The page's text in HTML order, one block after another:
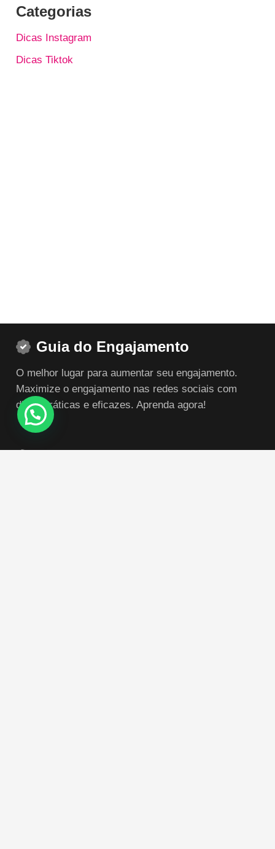
Categorias
Dicas Instagram
Dicas Tiktok
Guia do Engajamento
O melhor lugar para aumentar seu engajamento.
Maximize o engajamento nas redes sociais com
dicas práticas e eficazes. Aprenda agora!